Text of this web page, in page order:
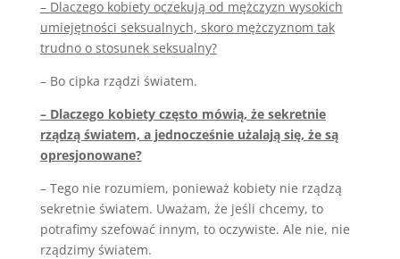
– Dlaczego kobiety oczekują od mężczyzn wysokich
umiejętności seksualnych, skoro mężczyznom tak
trudno o stosunek seksualny?
– Bo cipka rządzi światem.
– Dlaczego kobiety często mówią, że sekretnie
rządzą światem, a jednocześnie użalają się, że są
opresjonowane?
– Tego nie rozumiem, ponieważ kobiety nie rządzą
sekretnie światem. Uważam, że jeśli chcemy, to
potrafimy szefować innym, to oczywiste. Ale nie, nie
rządzimy światem.